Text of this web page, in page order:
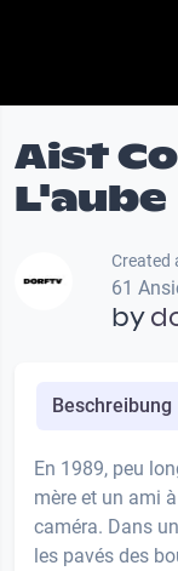
Aist
L'aube
Created
61
by
Beschreibung
En 1989, peu
mère et un ami
caméra. Dans
les pavés des